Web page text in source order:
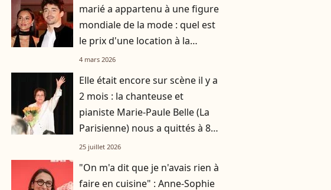
marié a appartenu à une figure
mondiale de la mode : quel est
le prix d'une location à la
semaine ?
4 mars 2026
Elle était encore sur scène il y a
2 mois : la chanteuse et
pianiste Marie-Paule Belle (La
Parisienne) nous a quittés à 80
ans
25 juillet 2026
"On m'a dit que je n'avais rien à
faire en cuisine" : Anne-Sophie